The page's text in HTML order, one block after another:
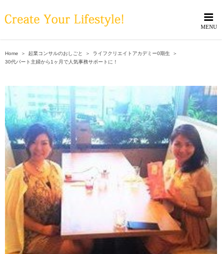
to
Home ＞ 起業コンサルのおしごと ＞ ライフクリエイトアカデミー0期生
＞
30代パート主婦から1ヶ月で人気事務サポートに！